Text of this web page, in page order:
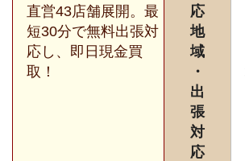
直営43店舗展開。最
短30分で無料出張対
応し、即日現金買
取！
応
地
域
・
出
張
対
応